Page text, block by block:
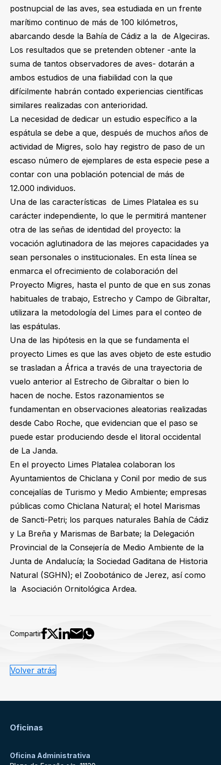
postnupcial de las aves, sea estudiada en un frente
marítimo continuo de más de 100 kilómetros,
abarcando desde la Bahía de Cádiz a la de Algeciras.
Los resultados que se pretenden obtener -ante la
suma de tantos observadores de aves- dotarán a
ambos estudios de una fiabilidad con la que
difícilmente habrán contado experiencias científicas
similares realizadas con anterioridad.
La necesidad de dedicar un estudio específico a la
espátula se debe a que, después de muchos años de
actividad de Migres, solo hay registro de paso de un
escaso número de ejemplares de esta especie pese a
contar con una población potencial de más de
12.000 individuos.
Una de las características de Limes Platalea es su
carácter independiente, lo que le permitirá mantener
otra de las señas de identidad del proyecto: la
vocación aglutinadora de las mejores capacidades ya
sean personales o institucionales. En esta línea se
enmarca el ofrecimiento de colaboración del
Proyecto Migres, hasta el punto de que en sus zonas
habituales de trabajo, Estrecho y Campo de Gibraltar,
utilizara la metodología del Limes para el conteo de
las espátulas.
Una de las hipótesis en la que se fundamenta el
proyecto Limes es que las aves objeto de este estudio
se trasladan a África a través de una trayectoria de
vuelo anterior al Estrecho de Gibraltar o bien lo
hacen de noche. Estos razonamientos se
fundamentan en observaciones aleatorias realizadas
desde Cabo Roche, que evidencian que el paso se
puede estar produciendo desde el litoral occidental
de La Janda.
En el proyecto Limes Platalea colaboran los
Ayuntamientos de Chiclana y Conil por medio de sus
concejalías de Turismo y Medio Ambiente; empresas
públicas como Chiclana Natural; el hotel Marismas
de Sancti-Petri; los parques naturales Bahía de Cádiz
y La Breña y Marismas de Barbate; la Delegación
Provincial de la Consejería de Medio Ambiente de la
Junta de Andalucía; la Sociedad Gaditana de Historia
Natural (SGHN); el Zoobotánico de Jerez, así como
la Asociación Ornitológica Ardea.
Compartir
Volver atrás
Oficinas
Oficina Administrativa